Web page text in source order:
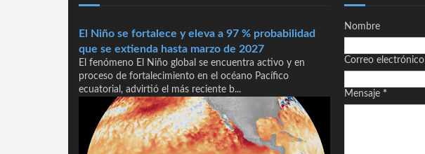
El Niño se fortalece y eleva a 97 % probabilidad
que se extienda hasta marzo de 2027
El fenómeno El Niño global se encuentra activo y en
proceso de fortalecimiento en el océano Pacífico
ecuatorial, advirtió el más reciente b...
Nombre
Correo electrónico
Mensaje *